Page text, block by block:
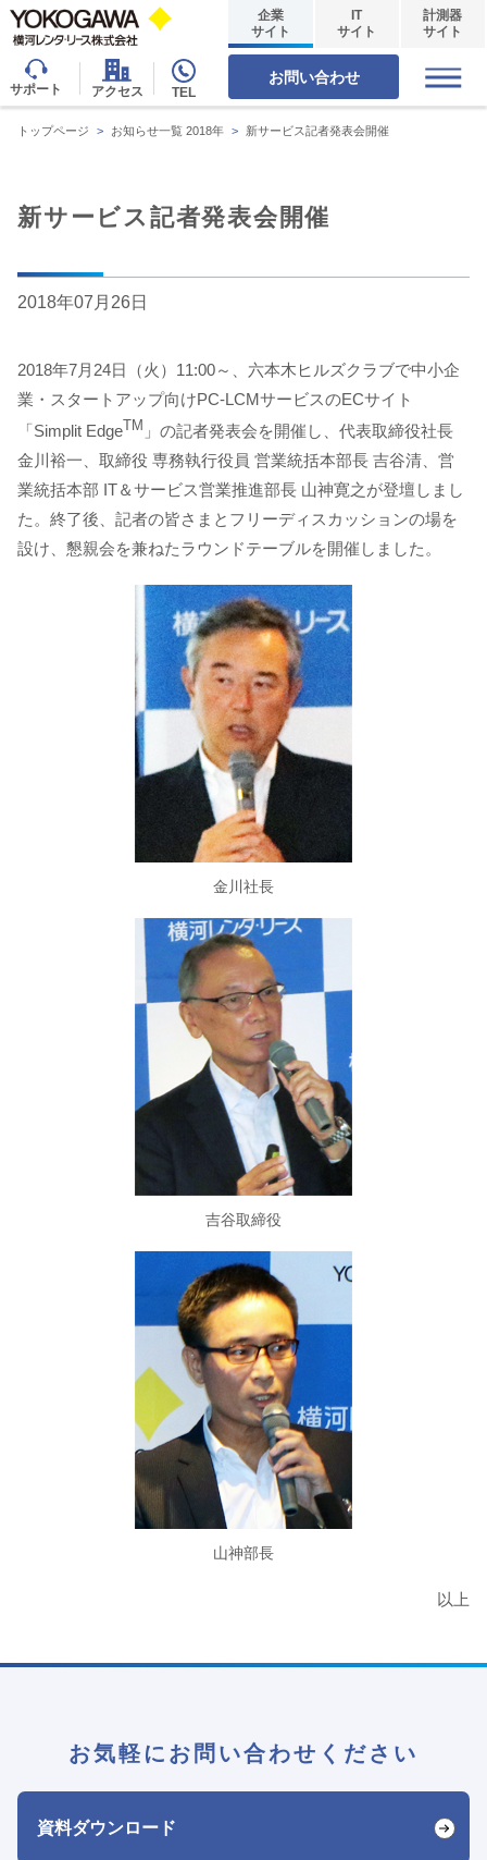
サポート アクセス TEL
企業
サイト
IT
サイト
計測器
サイト
お問い合わせ
トップページ > お知らせ一覧 2018年 > 新サービス記者発表会開催
新サービス記者発表会開催
2018年07月26日
2018年7月24日（火）11:00～、六本木ヒルズクラブで中小企
業・スタートアップ向けPC-LCMサービスのECサイト
「Simplit EdgeTM 」の記者発表会を開催し、代表取締役社長
金川裕一、取締役 専務執行役員 営業統括本部長 吉谷清、営
業統括本部 IT＆サービス営業推進部長 山神寛之が登壇しまし
た。終了後、記者の皆さまとフリーディスカッションの場を
設け、懇親会を兼ねたラウンドテーブルを開催しました。
金川社長
吉谷取締役
山神部長
以上
お気軽にお問い合わせください
資料ダウンロード